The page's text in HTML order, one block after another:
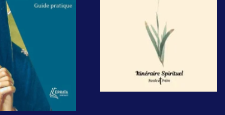
poche. Paris,
Collection
2023,
14.95$.
Paris/Montréal,
Artège/Novalis,
2023,
132 pages
4,90€, 7,95$.